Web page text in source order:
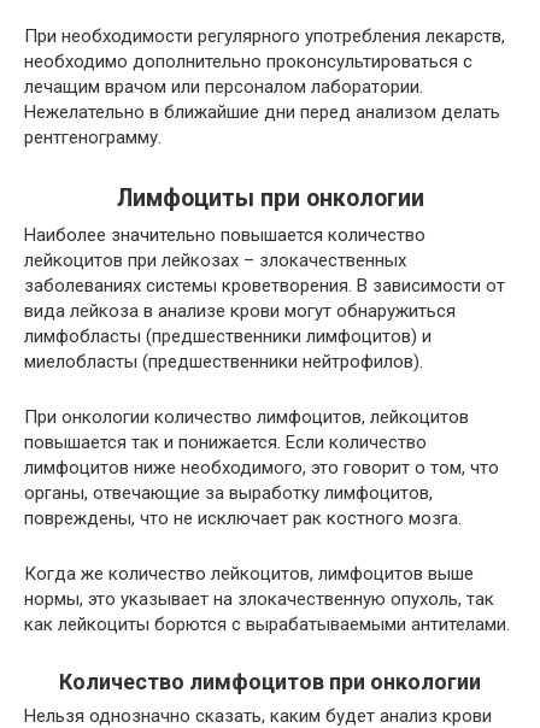
При необходимости регулярного употребления лекарств,
необходимо дополнительно проконсультироваться с
лечащим врачом или персоналом лаборатории.
Нежелательно в ближайшие дни перед анализом делать
рентгенограмму.
Лимфоциты при онкологии
Наиболее значительно повышается количество
лейкоцитов при лейкозах – злокачественных
заболеваниях системы кроветворения. В зависимости от
вида лейкоза в анализе крови могут обнаружиться
лимфобласты (предшественники лимфоцитов) и
миелобласты (предшественники нейтрофилов).
При онкологии количество лимфоцитов, лейкоцитов
повышается так и понижается. Если количество
лимфоцитов ниже необходимого, это говорит о том, что
органы, отвечающие за выработку лимфоцитов,
повреждены, что не исключает рак костного мозга.
Когда же количество лейкоцитов, лимфоцитов выше
нормы, это указывает на злокачественную опухоль, так
как лейкоциты борются с вырабатываемыми антителами.
Количество лимфоцитов при онкологии
Нельзя однозначно сказать, каким будет анализ крови